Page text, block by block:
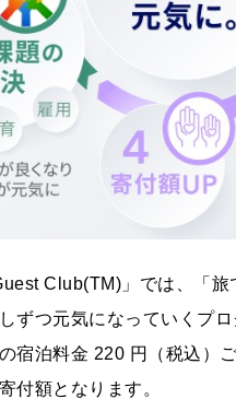
Club(TM)」では、「
ずつ元気になっていくプ
宿泊料金 220 円（税込）
付額となります。